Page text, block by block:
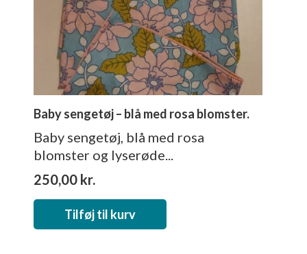
Baby sengetøj – blå med rosa blomster.
Baby sengetøj, blå med rosa
blomster og lyserøde...
250,00 kr.
Tilføj til kurv